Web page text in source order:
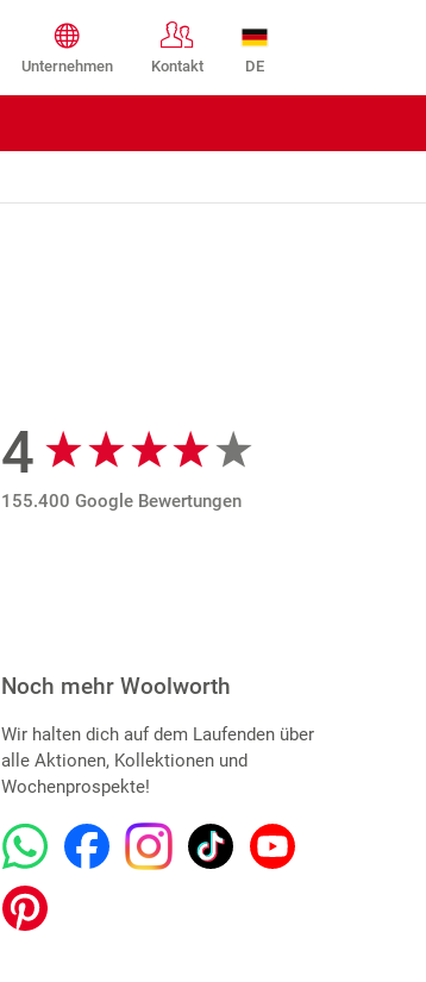
DE
Unternehmen Kontakt
Google Bewertungen
4
155.400 Google Bewertungen
Noch mehr Woolworth
Wir halten dich auf dem Laufenden über
alle Aktionen, Kollektionen und
Wochenprospekte!